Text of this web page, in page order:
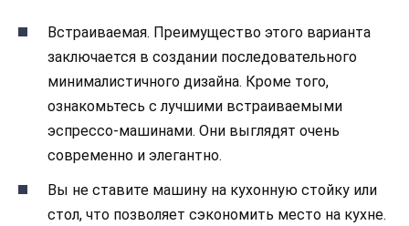
Встраиваемая. Преимущество этого варианта
заключается в создании последовательного
минималистичного дизайна. Кроме того,
ознакомьтесь с лучшими встраиваемыми
эспрессо-машинами. Они выглядят очень
современно и элегантно.
Вы не ставите машину на кухонную стойку или
стол, что позволяет сэкономить место на кухне.